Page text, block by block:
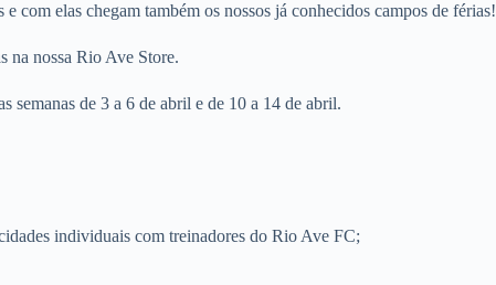
com elas chegam também os nossos já conhecidos campos de férias!
na nossa Rio Ave Store.
semanas de 3 a 6 de abril e de 10 a 14 de abril.
individuais com treinadores do Rio Ave FC;